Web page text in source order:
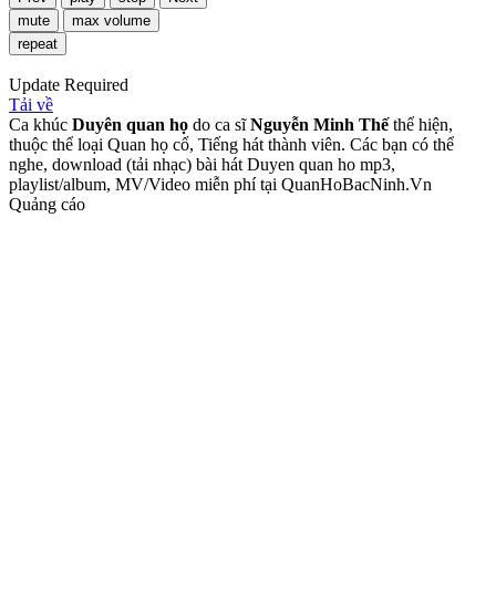
mute
max volume
repeat
Update Required
Tải về
Ca khúc Duyên quan họ do ca sĩNguyễn Minh Thếthể hiện,
thuộc thể loại Quan họ cổ, Tiếng hát thành viên. Các bạn có thể
nghe, download (tải nhạc) bài hát Duyen quan ho mp3,
playlist/album, MV/Video miễn phí tại QuanHoBacNinh.Vn
Quảng cáo